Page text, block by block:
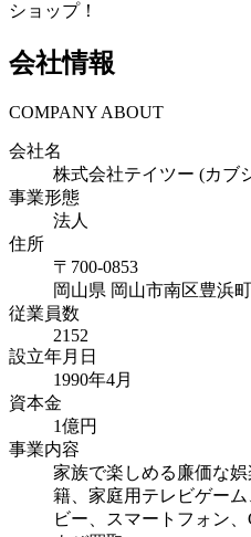
ショップ！
会社情報
COMPANY ABOUT
会社名
株式会社テイツー (カブ
事業形態
法人
住所
〒 700-0853
岡山県 岡山市南区豊浜
従業員数
2152
設立年月日
1990年4月
資本金
1億円
事業内容
家族で楽しめる廉価な
籍、家庭用テレビゲー
ビー、スマートフォン